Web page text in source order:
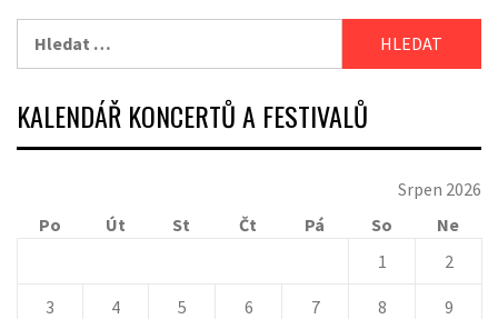
KALENDÁŘ KONCERTŮ A FESTIVALŮ
Srpen 2026
Po
Út St Čt Pá So
Ne
1
2
3 4 5 6 7 8 9